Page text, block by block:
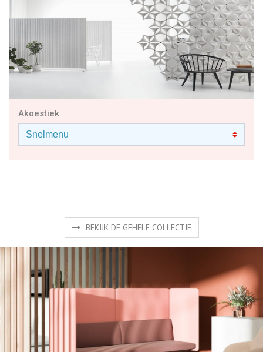
Akoestiek
BEKIJK DE GEHELE COLLECTIE